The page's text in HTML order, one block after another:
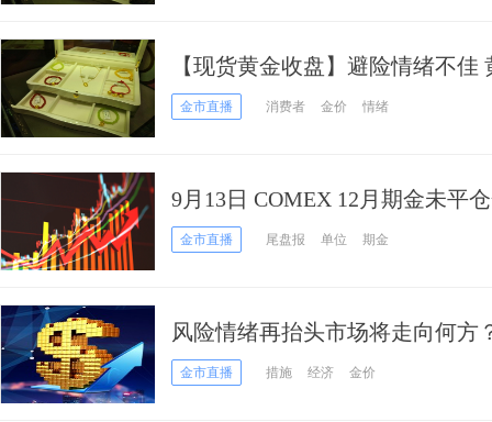
【现货黄金收盘】避险情绪不
观金市直播 消费者 金价 情绪
9月13日 COMEX 12月期金未平
金市直播 尾盘报 单位 期金
风险情绪再抬头市场将走向何方
分析预测
金市直播 措施 经济 金价